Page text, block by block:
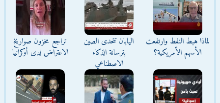
لماذا هبط النفط وارتفعت
الأسهم الأمريكية؟
اليابان تتحدى الصين
بترسانة الذكاء
الاصطناعي
تراجع مخزون صواريخ
الاعتراض لدى أوكرانيا